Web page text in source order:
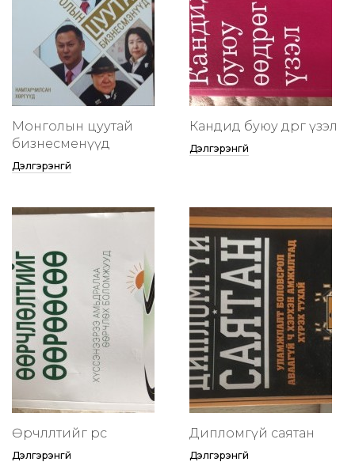
Монголын цуутай
бизнесменүүд
Дэлгэрэнгүй
Кандид буюу өөдрөг үзэл
Дэлгэрэнгүй
Өөрчлөлтийг өөрөөсөө
Дэлгэрэнгүй
Дипломгүй саятан
Дэлгэрэнгүй